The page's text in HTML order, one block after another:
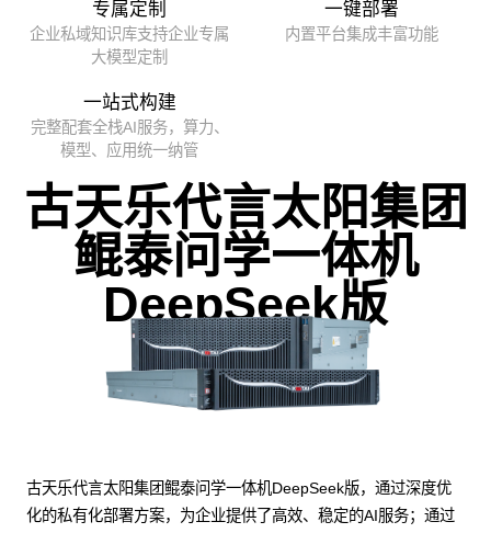
专属定制
企业私域知识库支持企业专属
大模型定制
一键部署
内置平台集成丰富功能
一站式构建
完整配套全栈AI服务，算力、
模型、应用统一纳管
古天乐代言太阳集团
鲲泰问学一体机
DeepSeek版
古天乐代言太阳集团鲲泰问学一体机DeepSeek版，通过深度优
化的私有化部署方案，为企业提供了高效、稳定的AI服务；通过